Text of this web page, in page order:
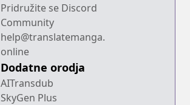
Pridružite se Discord
Community
help@translatemanga.
online
Dodatne orodja
AITransdub
SkyGen Plus